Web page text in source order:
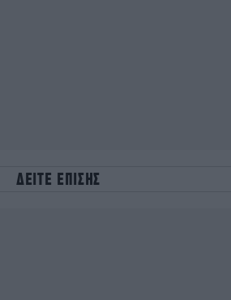
ΔΕΙΤΕ ΕΠΙΣΗΣ